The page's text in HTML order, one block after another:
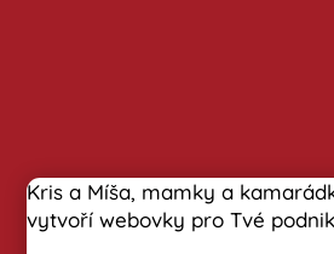
Kris a Míša, mamky a
vytvoří webovky pro Tvé